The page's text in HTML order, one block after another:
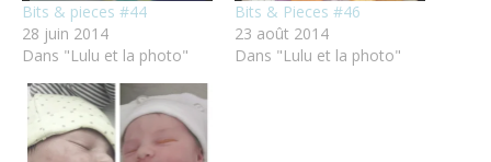
Bits & pieces #44
28 juin 2014
Dans "Lulu et la photo"
Bits & Pieces #46
23 août 2014
Dans "Lulu et la photo"